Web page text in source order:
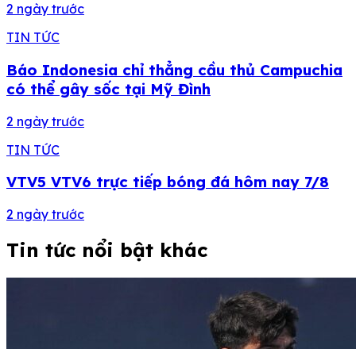
2 ngày trước
TIN TỨC
Báo Indonesia chỉ thẳng cầu thủ Campuchia
có thể gây sốc tại Mỹ Đình
2 ngày trước
TIN TỨC
VTV5 VTV6 trực tiếp bóng đá hôm nay 7/8
2 ngày trước
Tin tức nổi bật khác